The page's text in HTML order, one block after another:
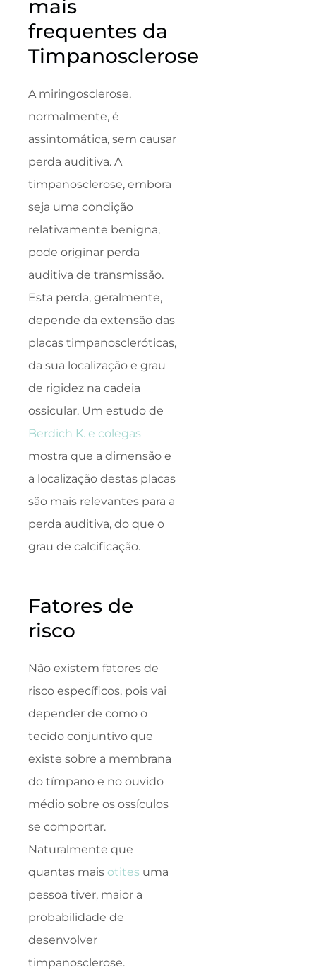
mais
frequentes da
Timpanosclerose
A miringosclerose,
normalmente, é
assintomática, sem causar
perda auditiva. A
timpanosclerose, embora
seja uma condição
relativamente benigna,
pode originar perda
auditiva de transmissão.
Esta perda, geralmente,
depende da extensão das
placas timpanoscleróticas,
da sua localização e grau
de rigidez na cadeia
ossicular. Um estudo de
Berdich K. e colegas
mostra que a dimensão e
a localização destas placas
são mais relevantes para a
perda auditiva, do que o
grau de calcificação.
Fatores de
risco
Não existem fatores de
risco específicos, pois vai
depender de como o
tecido conjuntivo que
existe sobre a membrana
do tímpano e no ouvido
médio sobre os ossículos
se comportar.
Naturalmente que
quantas mais otites uma
pessoa tiver, maior a
probabilidade de
desenvolver
timpanosclerose.